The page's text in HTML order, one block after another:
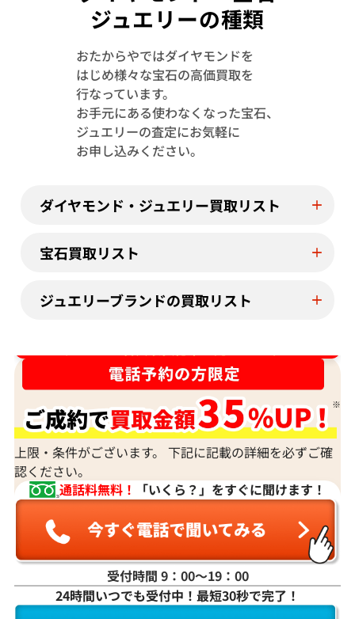
Pt･Pm900 スターサファイア・ダイヤモ
ンド リング SS10.56・D1.45ct
参考買取価格
ド リング
ジュエリーの種類
おたからやではダイヤモンドを
はじめ様々な宝石の高価買取を
行なっています。
お手元にある使わなくなった宝石、
ジュエリーの査定にお気軽に
お申し込みください。
ダイヤモンド・ジュエリー買取リスト
宝石買取リスト
ジュエリーブランドの買取リスト
上限・条件がございます。 下記に記載の詳細を必ずご確
認ください。
通話料無料！
「いくら？」をすぐに聞けます！
受付時間 9：00〜19：00
24時間いつでも受付中！最短30秒で完了！